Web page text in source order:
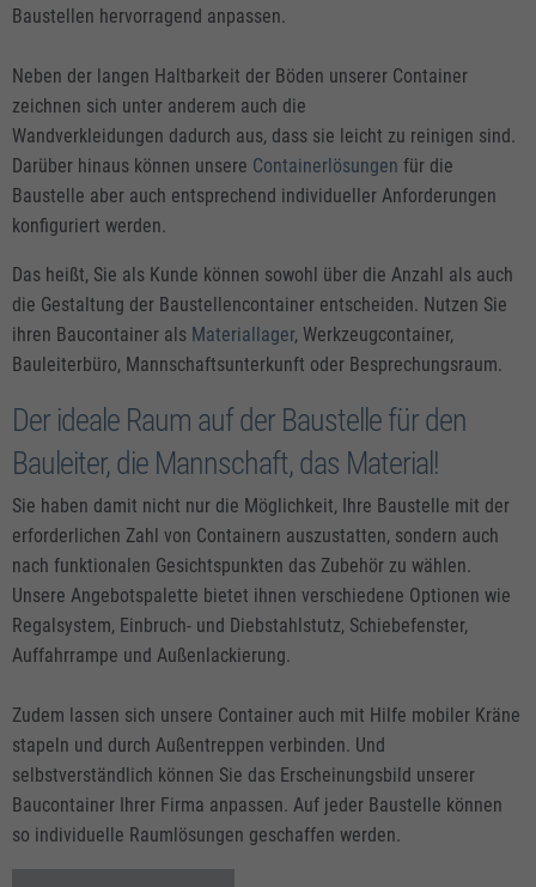
Baustellen hervorragend anpassen.
Neben der langen Haltbarkeit der Böden unserer Container
zeichnen sich unter anderem auch die
Wandverkleidungen dadurch aus, dass sie leicht zu reinigen sind.
Darüber hinaus können unsere Containerlösungen für die
Baustelle aber auch entsprechend individueller Anforderungen
konfiguriert werden.
Das heißt, Sie als Kunde können sowohl über die Anzahl als auch
die Gestaltung der Baustellencontainer entscheiden. Nutzen Sie
ihren Baucontainer als Materiallager, Werkzeugcontainer,
Bauleiterbüro, Mannschaftsunterkunft oder Besprechungsraum.
Der ideale Raum auf der Baustelle für den
Bauleiter, die Mannschaft, das Material!
Sie haben damit nicht nur die Möglichkeit, Ihre Baustelle mit der
erforderlichen Zahl von Containern auszustatten, sondern auch
nach funktionalen Gesichtspunkten das Zubehör zu wählen.
Unsere Angebotspalette bietet ihnen verschiedene Optionen wie
Regalsystem, Einbruch- und Diebstahlstutz, Schiebefenster,
Auffahrrampe und Außenlackierung.
Zudem lassen sich unsere Container auch mit Hilfe mobiler Kräne
stapeln und durch Außentreppen verbinden. Und
selbstverständlich können Sie das Erscheinungsbild unserer
Baucontainer Ihrer Firma anpassen. Auf jeder Baustelle können
so individuelle Raumlösungen geschaffen werden.